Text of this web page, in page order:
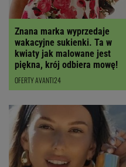
Znana marka wyprzedaje
wakacyjne sukienki. Ta w
kwiaty jak malowane jest
piękna, krój odbiera mowę!
OFERTY AVANTI24